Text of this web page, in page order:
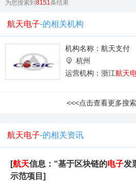
为您搜索到8151条结果
航天电子-的相关机构
机构名称： 航天支付
杭州
运营机构：浙江航天
<<<点击查看更多搜
航天电子-的相关资讯
[航天信息：“基于区块链的电子发
示范项目]